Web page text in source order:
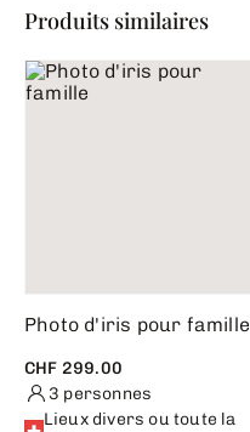
Produits similaires
Photo d'iris pour famille
CHF 299.00
3 personnes
Lieux divers ou toute la